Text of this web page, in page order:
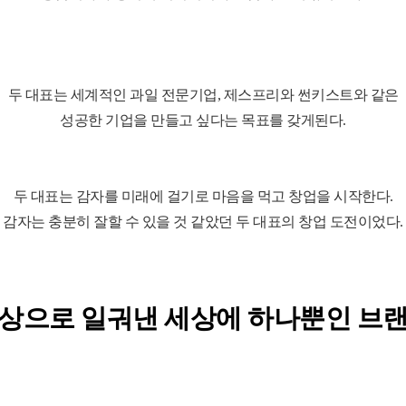
두 대표는 세계적인 과일 전문기업, 제스프리와 썬키스트와 같은
성공한 기업을 만들고 싶다는 목표를 갖게된다.
두 대표는 감자를 미래에 걸기로 마음을 먹고 창업을 시작한다.
감자는 충분히 잘할 수 있을 것 같았던 두 대표의 창업 도전이었다.
으로 일궈낸 세상에 하나뿐인 브